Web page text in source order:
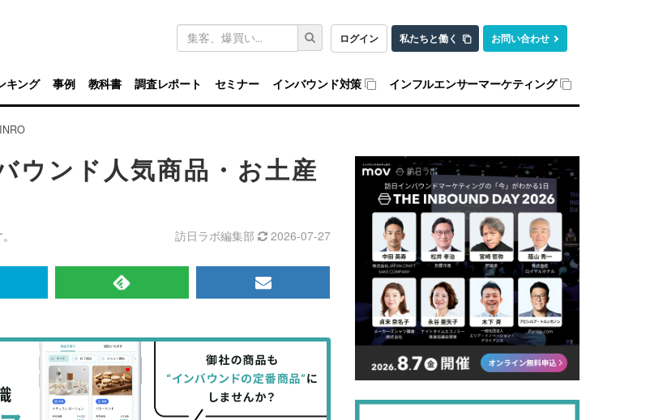
ログイン 私たちと働く お問い合わせ
キ
ワ
ド
検
索
キング 事例 教科書 調査レポート セミナー インバウンド対策 インフルエンサーマーケティング
ウンド人気商品・お土産
訪日ラボ編集部 2026-07-27
RSS
記
事
を
メ
マ
ガ
登